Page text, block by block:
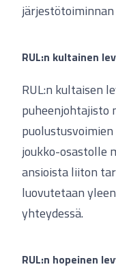
järjestötoiminnan
RUL:n kultainen
RUL:n kultaisen
puheenjohtajisto
joukko-osastolle
ansioista liiton
luovutetaan
yhteydessä.
RUL:n hopeinen